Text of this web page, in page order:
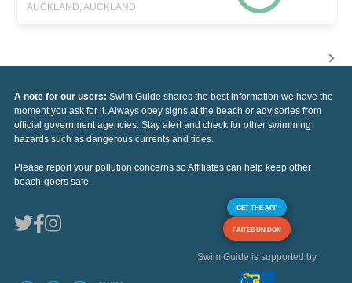
AUCKLAND, AUCKLAND
A note for our users: Swim Guide shares the best information we have the
moment you ask for it. Always obey signs at the beach or advisories from
official government agencies. Stay alert and check for other swimming
hazards such as dangerous currents and tides.
Please report your pollution concerns so Affiliates can help keep other
beach-goers safe.
GET THE APP
FAITES UN DON
Swim Guide is supported by